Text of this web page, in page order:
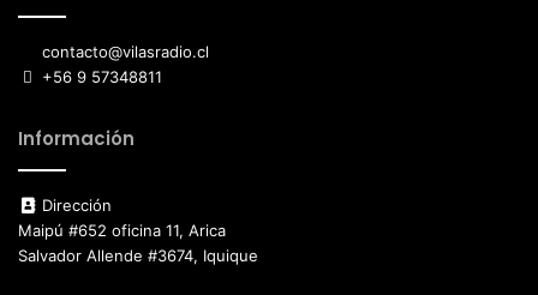
contacto@vilasradio.cl
+56 9 57348811
Información
Dirección
Maipú #652 oficina 11, Arica
Salvador Allende #3674, Iquique